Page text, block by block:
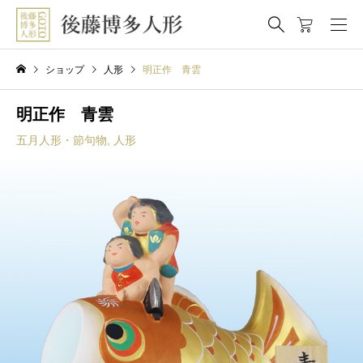
ショップ 人形 明正作 青雲
明正作 青雲
五月人形・節句物 人形